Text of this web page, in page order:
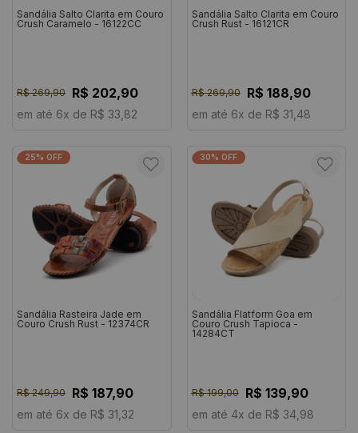
Sandália Salto Clarita em Couro
Crush Caramelo - 16122CC
R$ 269,90 R$ 202,90
em até 6x de R$ 33,82
Sandália Salto Clarita em Couro
Crush Rust - 16121CR
R$ 269,90 R$ 188,90
em até 6x de R$ 31,48
25% OFF
Sandália Rasteira Jade em
Couro Crush Rust - 12374CR
R$ 249,90 R$ 187,90
em até 6x de R$ 31,32
30% OFF
Sandália Flatform Goa em
Couro Crush Tapioca -
14284CT
R$ 199,00 R$ 139,90
em até 4x de R$ 34,98